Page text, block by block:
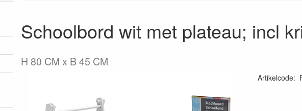
Schoolbord wit met plateau; incl
H 80 CM x B 45 CM
Artikelcode: